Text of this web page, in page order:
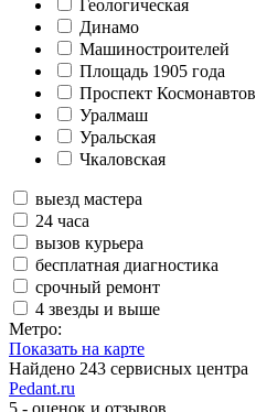
Геологическая
Динамо
Машиностроителей
Площадь 1905 года
Проспект Космонавтов
Уралмаш
Уральская
Чкаловская
выезд мастера
24 часа
вызов курьера
бесплатная диагностика
срочный ремонт
4 звезды и выше
Метро:
Показать на карте
Найдено 243 сервисных центра
Pedant.ru
5 - оценок и отзывов